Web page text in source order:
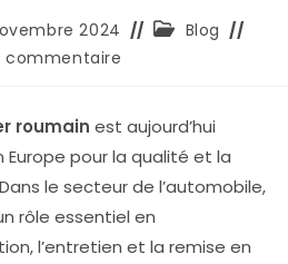
2024
PostBlog
:
commentaire
roumain est aujourd’hui
pour la qualité et la
le secteur de l’automobile,
rôle essentiel en
l’entretien et la remise en